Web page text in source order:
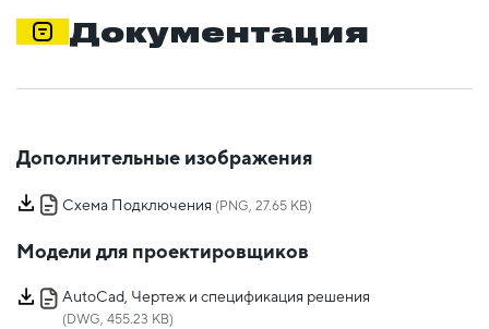
Документация
Дополнительные изображения
Схема Подключения (PNG, 27.65 KB)
Модели для проектировщиков
AutoCad, Чертеж и спецификация решения
(DWG, 455.23 KB)